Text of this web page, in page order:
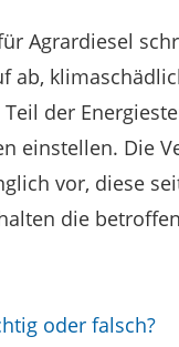
Agrardiesel
ab,
der
einstellen. Die
vor, diese
die
oder falsch?